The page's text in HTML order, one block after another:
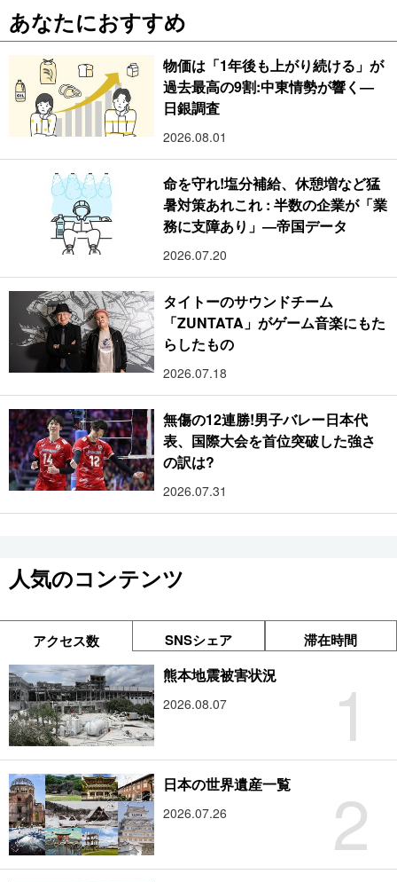
あなたにおすすめ
物価は「1年後も上がり続ける」が
過去最高の9割:中東情勢が響く―
日銀調査
2026.08.01
命を守れ!塩分補給、休憩増など猛
暑対策あれこれ : 半数の企業が「業
務に支障あり」―帝国データ
2026.07.20
タイトーのサウンドチーム
「ZUNTATA」がゲーム音楽にもた
らしたもの
2026.07.18
無傷の12連勝!男子バレー日本代
表、国際大会を首位突破した強さ
の訳は?
2026.07.31
人気のコンテンツ
アクセス数 SNSシェア 滞在時間
1
熊本地震被害状況
2026.08.07
2
日本の世界遺産一覧
2026.07.26